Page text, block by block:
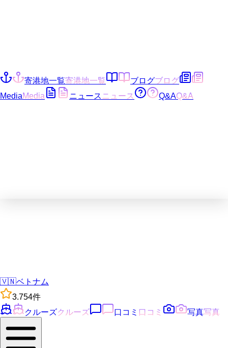
寄港地一覧寄港地一覧 ブログブログ
MediaMedia ニュース ニュース Q&AQ&A
🇻🇳ベトナム
3.754件
クルーズクルーズ 口コミ 口コミ 写真写真